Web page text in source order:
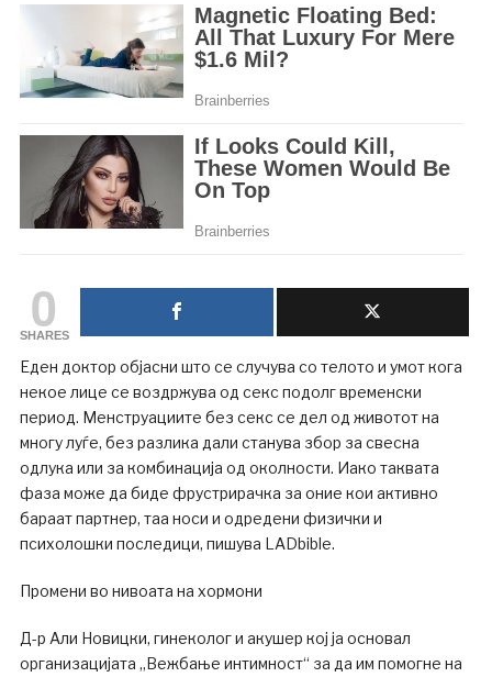
0
SHARES
Еден доктор објасни што се случува со телото и умот кога
некое лице се воздржува од секс подолг временски
период. Менструациите без секс се дел од животот на
многу луѓе, без разлика дали станува збор за свесна
одлука или за комбинација од околности. Иако таквата
фаза може да биде фрустрирачка за оние кои активно
бараат партнер, таа носи и одредени физички и
психолошки последици, пишува LADbible.
Промени во нивоата на хормони
Д-р Али Новицки, гинеколог и акушер кој ја основал
организацијата „Вежбање интимност“ за да им помогне на